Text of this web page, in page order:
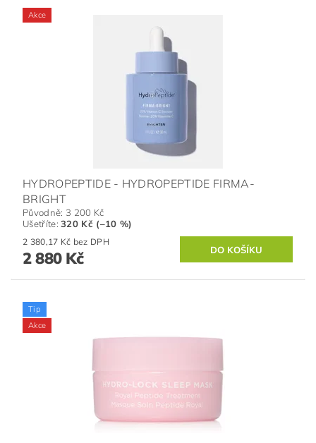
Akce
HYDROPEPTIDE - HYDROPEPTIDE FIRMA-
BRIGHT
Původně: 3 200 Kč
Ušetříte:320 Kč (–10 %)
2 380,17 Kč bez DPH
2 880 Kč
Tip
Akce